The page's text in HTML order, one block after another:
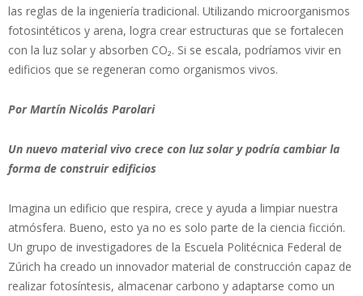
las reglas de la ingeniería tradicional. Utilizando microorganismos
fotosintéticos y arena, logra crear estructuras que se fortalecen
con la luz solar y absorben CO₂. Si se escala, podríamos vivir en
edificios que se regeneran como organismos vivos.
Por Martín Nicolás Parolari
Un nuevo material vivo crece con luz solar y podría cambiar la
forma de construir edificios
Imagina un edificio que respira, crece y ayuda a limpiar nuestra
atmósfera. Bueno, esto ya no es solo parte de la ciencia ficción.
Un grupo de investigadores de la Escuela Politécnica Federal de
Zúrich ha creado un innovador material de construcción capaz de
realizar fotosíntesis, almacenar carbono y adaptarse como un